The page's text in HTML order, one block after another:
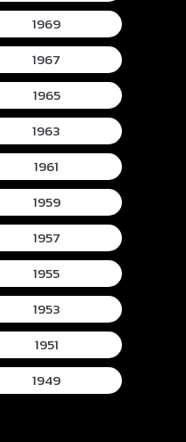
1969
1967
1965
1963
1961
1959
1957
1955
1953
1951
1949